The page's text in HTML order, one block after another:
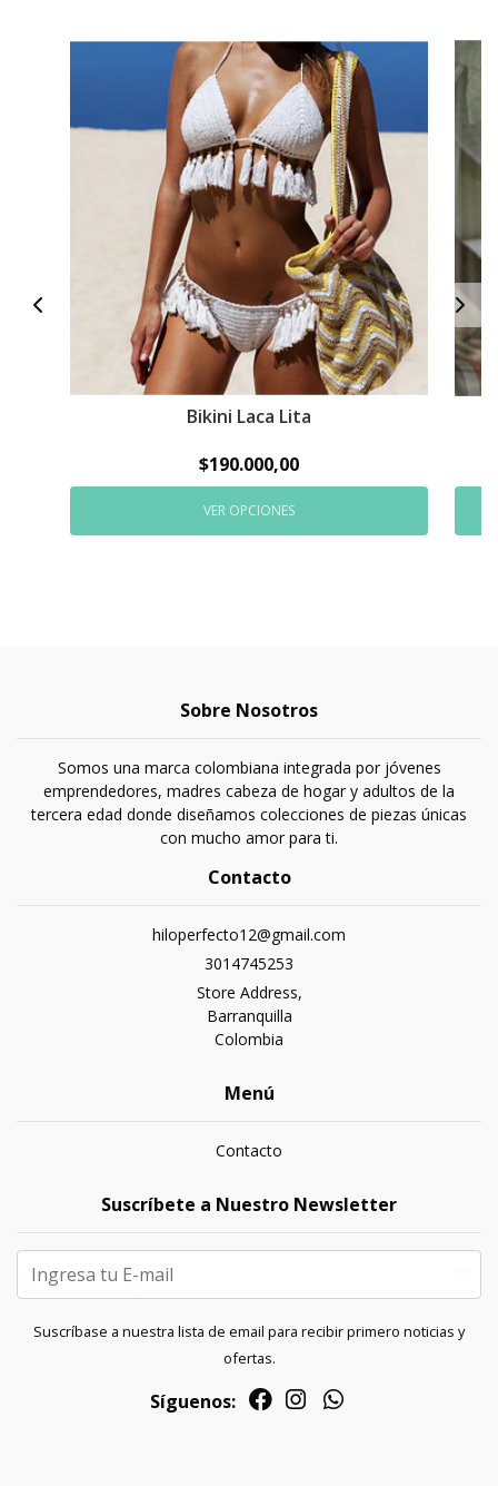
Bikini Laca Lita
$190.000,00
VER OPCIONES
Sobre Nosotros
Somos una marca colombiana integrada por jóvenes
emprendedores, madres cabeza de hogar y adultos de la
tercera edad donde diseñamos colecciones de piezas únicas
con mucho amor para ti.
Contacto
hiloperfecto12@gmail.com
3014745253
Store Address,
Barranquilla
Colombia
Menú
Contacto
Suscríbete a Nuestro Newsletter
Suscríbase a nuestra lista de email para recibir primero noticias y
ofertas.
Síguenos: